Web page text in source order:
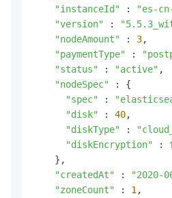
"instanceId"
: "es-
"version"
:
"nodeAmount"
: 3,
"paymentType"
:
"status"
: "active" ,
"nodeSpec"
: {
"spec"
:
"disk"
: 40,
"diskType"
:
"diskEncryption"
:
    },
"createdAt"
: "2020-
"zoneCount"
: 1 ,